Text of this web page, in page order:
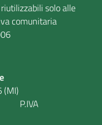
solo alle
comunitaria
(MI)
P.IVA